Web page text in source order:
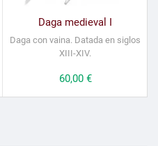
Daga medieval I
Daga con vaina. Datada en siglos
XIII-XIV.
Precio
60,00 €